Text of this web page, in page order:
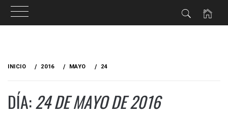
INICIO 2016 MAYO 24
DÍA:24 DE MAYO DE 2016